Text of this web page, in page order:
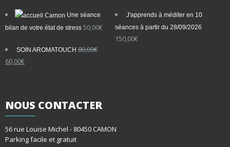
Une séance
bilan de votre état de stress 50,00€
J'apprends à méditer en 10
séances à partir du 28/09/2026
150,00€
SOIN AROMATOUCH 80,00€
Le
80,00€.
60,00€Le
60,00€.
NOUS CONTACTER
56 rue Louise Michel - 80450 CAMON
Parking facile et gratuit